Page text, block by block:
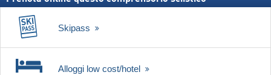
Skipass
Alloggi low cost/hotel